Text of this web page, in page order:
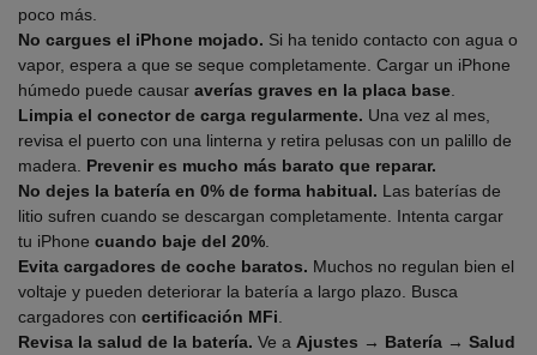
poco más.
No cargues el iPhone mojado. Si ha tenido contacto con agua o
vapor, espera a que se seque completamente. Cargar un iPhone
húmedo puede causar averías graves en la placa base
Limpia el conector de carga regularmente. Una vez al mes,
revisa el puerto con una linterna y retira pelusas con un palillo de
madera. Prevenir es mucho más barato que reparar.
No dejes la batería en 0% de forma habitual. Las baterías de
litio sufren cuando se descargan completamente. Intenta cargar
tu iPhone cuando baje del 20%
Evita cargadores de coche baratos. Muchos no regulan bien el
voltaje y pueden deteriorar la batería a largo plazo. Busca
cargadores con certificación MFi
Revisa la salud de la batería. Ve a Ajustes → Batería → Salud